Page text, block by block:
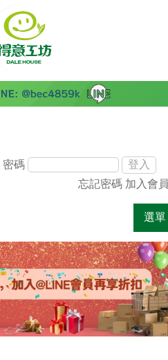
密碼
忘記密碼 加入會
選單